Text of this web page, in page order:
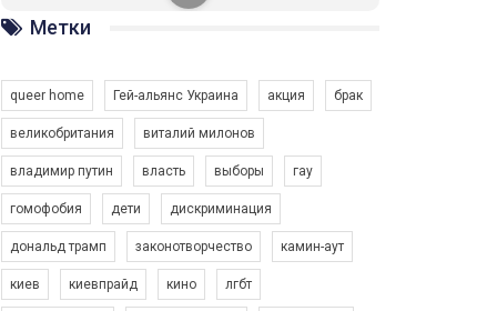
солідарності, приєднатися до нас. Регіональні
підрозділи ГАУ є в 16 областях України.
Зупинимо насильство проти ЛГБТ в Україні! Stop violence against LGBT in Ukraine!
Емоційний та вражаючий промо-ролік на
Метки
queer home Гей-альянс Украина акция брак
великобритания виталий милонов
владимир путин власть выборы гау
гомофобия дети дискриминация
дональд трамп законотворчество камин-аут
киев киевпрайд кино лгбт